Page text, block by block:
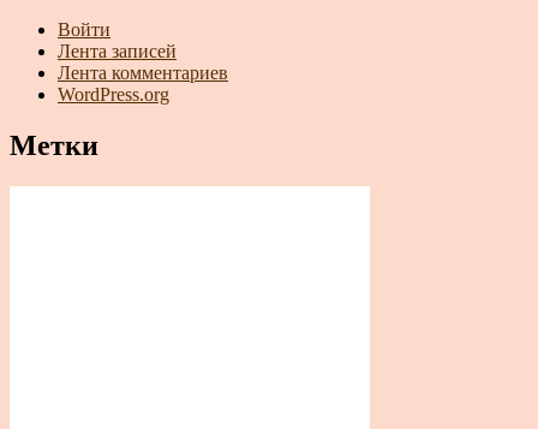
Войти
Лента записей
Лента комментариев
WordPress.org
Метки